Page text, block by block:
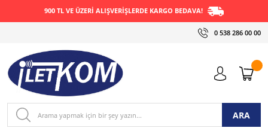
900 TL VE ÜZERİ ALIŞVERİŞLERDE KARGO BEDAVA!
0 538 286 00 00
ARA